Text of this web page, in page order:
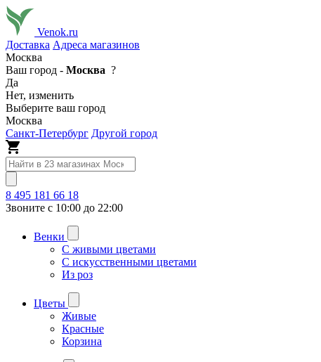
Venok.ru
Доставка Адреса магазинов
Москва
Ваш город - Москва ?
Да
Нет, изменить
Выберите ваш город
Москва
Санкт-Петербург Другой город
8 495 181 66 18
Звоните с 10:00 до 22:00
Венки
С живыми цветами
С искусственными цветами
Из роз
Цветы
Живые
Красные
Корзина